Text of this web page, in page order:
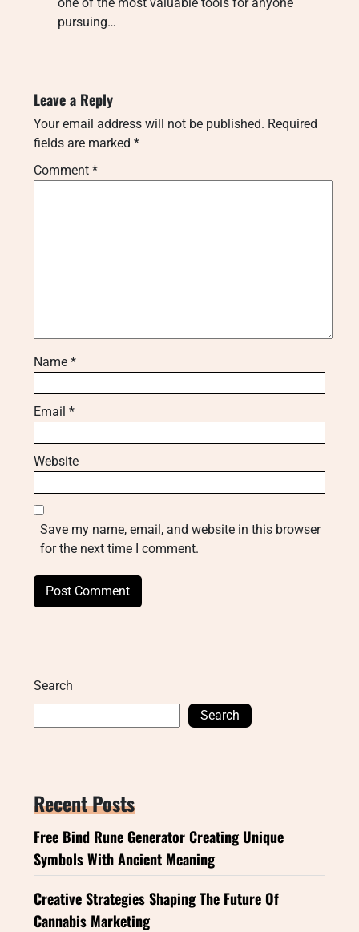
pursuing…
Leave a Reply
Your email address will not be published. Required
fields are marked *
Comment *
Name *
Email *
Website
Save my name, email, and website in this browser
for the next time I comment.
Search
Search
Recent Posts
Free Bind Rune Generator Creating Unique
Symbols With Ancient Meaning
Creative Strategies Shaping The Future Of
Cannabis Marketing